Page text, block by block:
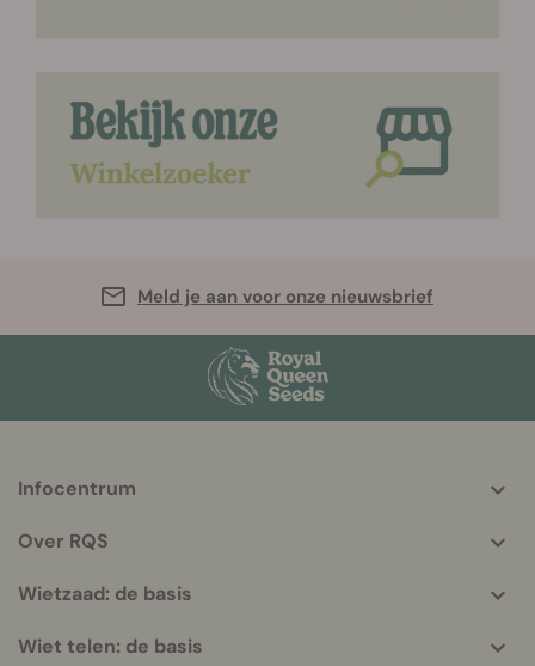
Meld je aan voor onze nieuwsbrief
More
info
Infocentrum
Over RQS
Wietzaad: de basis
Wiet telen: de basis